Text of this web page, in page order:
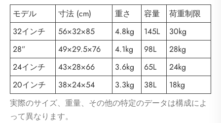
モデル 寸法 (cm) 重さ 容量
荷重制限
32インチ
56×32×85 4.8kg 145L
30kg
28”
49×29.5×76 4.1kg 98L
28kg
24インチ
43×28×66 3.6kg 65L
24kg
20インチ
38×24×54 3.3kg 38L
18kg
実際のサイズ、重量、その他の特定のデータは構成によ
って異なります。